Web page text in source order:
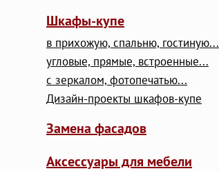
Шкафы-купе
в прихожую, спальню, гостиную...
угловые, прямые, встроенные...
с зеркалом, фотопечатью...
Дизайн-проекты шкафов-купе
Замена фасадов
Аксессуары для мебели